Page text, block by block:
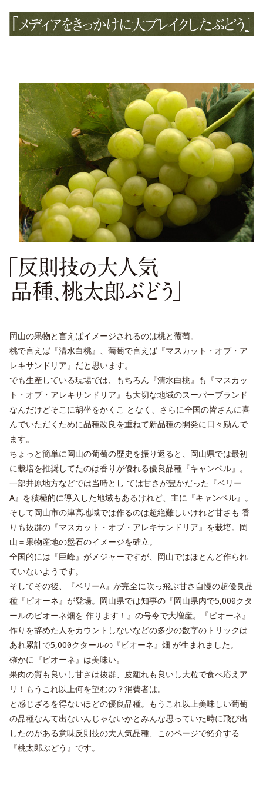
岡山の果物と言えばイメージされるのは桃と葡萄。
桃で言えば『清水白桃』、葡萄で言えば『マスカット・オブ・ア
レキサンドリア』だと思います。
でも生産している現場では、もちろん『清水白桃』も『マスカッ
ト・オブ・アレキサンドリア』も大切な地域のスーパーブランド
なんだけどそこに胡坐をかくこ となく、さらに全国の皆さんに喜
んでいただくために品種改良を重ねて新品種の開発に日々励んで
ます。
ちょっと簡単に岡山の葡萄の歴史を振り返ると、岡山県では最初
に栽培を推奨してたのは香りが優れる優良品種『キャンベル』。
一部井原地方などでは当時とし ては甘さが豊かだった『ベリー
A』を積極的に導入した地域もあるけれど、主に『キャンベル』。
そして岡山市の津高地域では作るのは超絶難しいけれど甘さも 香
りも抜群の『マスカット・オブ・アレキサンドリア』を栽培。岡
山＝果物産地の盤石のイメージを確立。
全国的には『巨峰』がメジャーですが、岡山ではほとんど作られ
ていないようです。
そしてその後、『ベリーA』が完全に吹っ飛ぶ甘さ自慢の超優良品
種『ピオーネ』が登場。岡山県では知事の『岡山県内で5,000ヘクタ
ールのピオーネ畑を 作ります！』の号令で大増産。『ピオーネ』
作りを辞めた人をカウントしないなどの多少の数字のトリックは
あれ累計で5,000ヘクタールの『ピオーネ』畑 が生まれました。
確かに『ピオーネ』は美味い。
果肉の質も良いし甘さは抜群、皮離れも良いし大粒で食べ応えア
リ！もうこれ以上何を望むの？消費者は。
と感じざるを得ないほどの優良品種。もうこれ以上美味しい葡萄
の品種なんて出ないんじゃないかとみんな思っていた時に飛び出
したのがある意味反則技の大人気品種、このページで紹介する
『桃太郎ぶどう』です。